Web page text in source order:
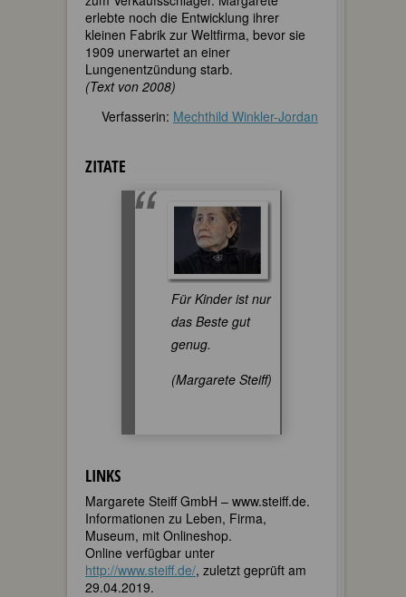
erlebte noch die Entwicklung ihrer
kleinen Fabrik zur Weltfirma, bevor sie
1909 unerwartet an einer
Lungenentzündung starb.
(Text von 2008)
Verfasserin: Mechthild Winkler-Jordan
ZITATE
Für Kinder ist nur
das Beste gut
genug.
(Margarete Steiff)
LINKS
Margarete Steiff GmbH – www.steiff.de.
Informationen zu Leben, Firma,
Museum, mit Onlineshop.
Online verfügbar unter
http://www.steiff.de/, zuletzt geprüft am
29.04.2019.